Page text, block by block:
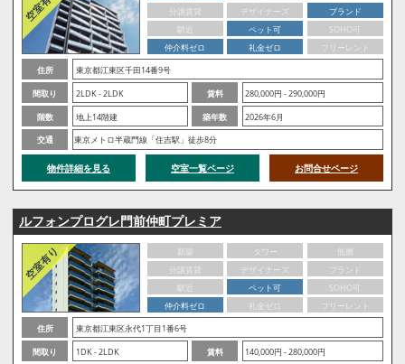
分譲賃貸
デザイナーズ
ブランド
駅近
ペット可
SOHO可
仲介料ゼロ
礼金ゼロ
フリーレント
住所
東京都江東区千田14番9号
間取り
2LDK - 2LDK 賃料
280,000円 - 290,000円
階数
地上14階建 築年数
2026年6月
交通
東京メトロ半蔵門線「住吉駅」徒歩8分
物件詳細を見る 空室一覧ページ お問合せページ
ルフォンプログレ門前仲町プレミア
新築 タワー
低層
分譲賃貸
デザイナーズ
ブランド
駅近
ペット可
SOHO可
仲介料ゼロ
礼金ゼロ
フリーレント
住所
東京都江東区永代1丁目1番6号
間取り
1DK - 2LDK 賃料
140,000円 - 280,000円